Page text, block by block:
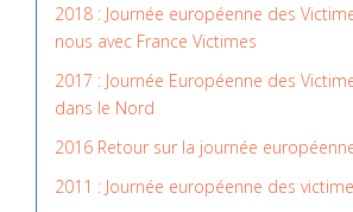
2018 : Journée européenne des
nous avec France Victimes
2017 : Journée Européenne des
dans le Nord
2016 Retour sur la journée
2011 : Journée européenne des